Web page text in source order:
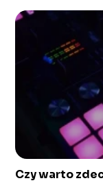
Czy warto